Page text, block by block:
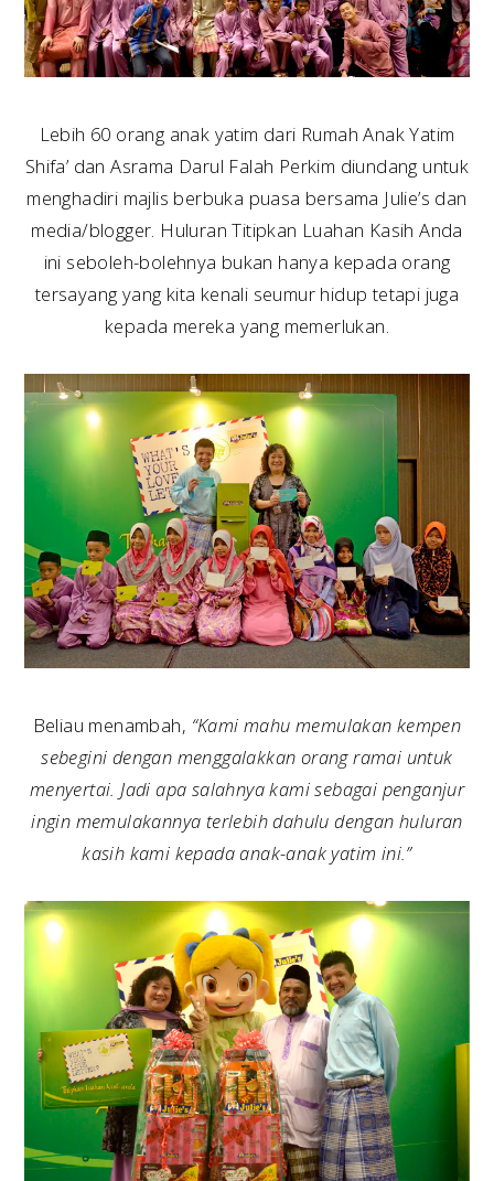
Lebih 60 orang anak yatim dari Rumah Anak Yatim
Shifa’ dan Asrama Darul Falah Perkim diundang untuk
menghadiri majlis berbuka puasa bersama Julie’s dan
media/blogger. Huluran Titipkan Luahan Kasih Anda
ini seboleh-bolehnya bukan hanya kepada orang
tersayang yang kita kenali seumur hidup tetapi juga
kepada mereka yang memerlukan.
Beliau menambah, “Kami mahu memulakan kempen
sebegini dengan menggalakkan orang ramai untuk
menyertai. Jadi apa salahnya kami sebagai penganjur
ingin memulakannya terlebih dahulu dengan huluran
kasih kami kepada anak-anak yatim ini.”